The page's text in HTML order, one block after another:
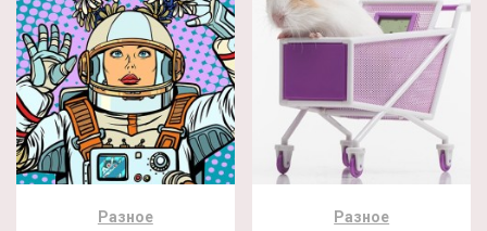
Разное Разное